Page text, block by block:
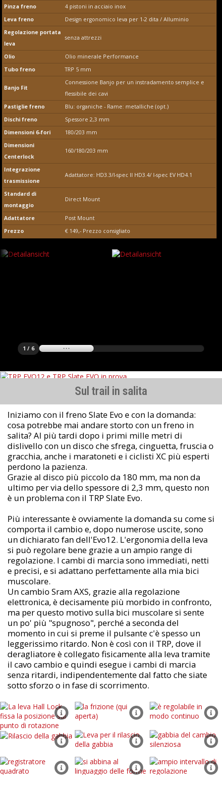
Pinza freno
4 pistoni in acciaio inox
Leva freno
Design ergonomico leva per 1-2 dita / Alluminio
Regolazione portata
leva
senza attrezzi
Olio
Olio minerale Performance
Tubo freno
TRP 5 mm
Banjo Fit
Connessione Banjo per un instradamento semplice e
flessibile dei cavi
Pastiglie freno
Blu: organiche - Rame: metalliche (opt.)
Dischi freno
Spessore 2,3 mm
Dimensioni 6-fori
180/203 mm
Dimensioni
Centerlock
160/180/203 mm
Integrazione
trasmissione
Adattatore: HD3.3/I-spec II HD3.4/ I-spec EV HD4.1
Standard di
montaggio
Direct Mount
Adattatore
Post Mount
Prezzo
€ 149,- Prezzo consigliato
1 / 6
Sul trail in salita
Iniziamo con il freno Slate Evo e con la domanda:
cosa potrebbe mai andare storto con un freno in
salita? Al più tardi dopo i primi mille metri di
dislivello con un disco che sfrega, cinguetta, fruscia o
gracchia, anche i maratoneti e i ciclisti XC più esperti
perdono la pazienza.
Grazie al disco più piccolo da 180 mm, ma non da
ultimo per via dello spessore di 2,3 mm, questo non
è un problema con il TRP Slate Evo.
Più interessante è ovviamente la domanda su come si
comporta il cambio e, dopo numerose uscite, sono
un dichiarato fan dell'Evo12. L'ergonomia della leva
si può regolare bene grazie a un ampio range di
regolazione. I cambi di marcia sono immediati, netti
e precisi, e si adattano perfettamente alla mia bici
muscolare.
Un cambio Sram AXS, grazie alla regolazione
elettronica, è decisamente più morbido in confronto,
ma per questo motivo sulla bici muscolare si sente
un po' più "spugnoso", perché a seconda del
momento in cui si preme il pulsante c'è spesso un
leggerissimo ritardo. Non è così con il TRP, dove il
deragliatore è collegato fisicamente alla leva tramite
il cavo cambio e quindi esegue i cambi di marcia
senza ritardi, indipendentemente dal fatto che siate
sotto sforzo o in fase di scorrimento.